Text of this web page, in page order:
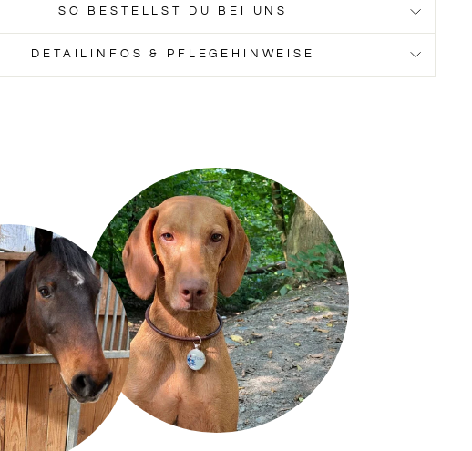
SO BESTELLST DU BEI UNS
DETAILINFOS & PFLEGEHINWEISE